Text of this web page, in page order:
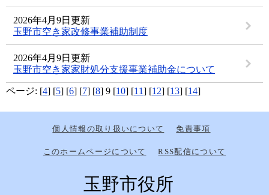
2026年4月9日更新
玉野市空き家改修事業補助制度
2026年4月9日更新
玉野市空き家家財処分支援事業補助金について
ページ: [4] [5] [6] [7] [8] 9 [10] [11] [12] [13] [14]
個人情報の取り扱いについて 免責事項
このホームページについて RSS配信について
玉野市役所